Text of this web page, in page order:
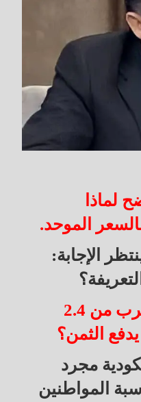
لماذا
الموحد.
الإجابة:
فارق التعريفة وحده يقترب من 2.4
الثمن؟
مجرد
المواطنين